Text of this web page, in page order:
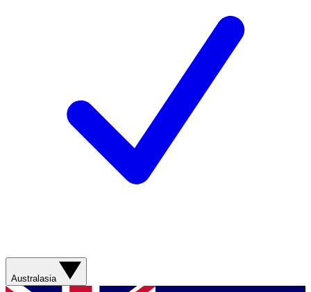
Australasia